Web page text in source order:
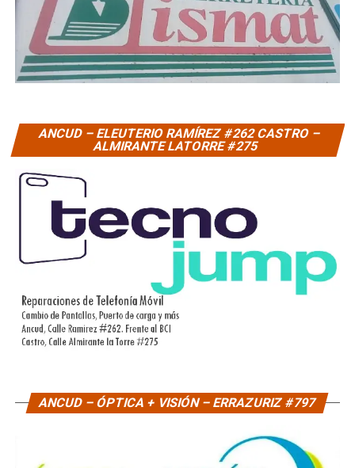
ANCUD – ELEUTERIO RAMÍREZ #262 CASTRO –
ALMIRANTE LATORRE #275
ANCUD – ÓPTICA + VISIÓN – ERRAZURIZ #797